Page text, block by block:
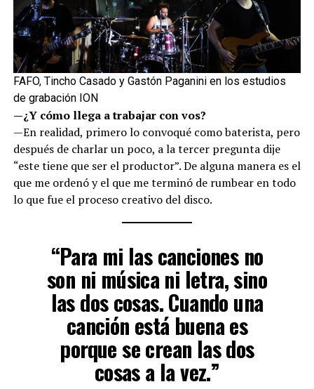
FAFO, Tincho Casado y Gastón Paganini en los estudios
de grabación ION
—¿Y cómo llega a trabajar con vos?
—En realidad, primero lo convoqué como baterista, pero
después de charlar un poco, a la tercer pregunta dije
“este tiene que ser el productor”. De alguna manera es el
que me ordenó y el que me terminó de rumbear en todo
lo que fue el proceso creativo del disco.
“Para mi las canciones no
son ni música ni letra, sino
las dos cosas. Cuando una
canción está buena es
porque se crean las dos
cosas a la vez.”